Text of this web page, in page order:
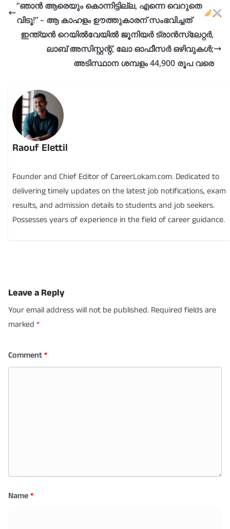
“ഞാൻ ആരെയും കൊന്നിട്ടില്ല, എന്നെ വെറുതെ
വിടൂ!” – ആ കാഹളം ഊത്തുകാരന് സംഭവിച്ചത്
ഇന്ത്യൻ റെയിൽവേയിൽ ജൂനിയർ ട്രാൻസ്ലേറ്റർ,
ലാബ് അസിസ്റ്റന്റ്, ലോ ഓഫീസർ ഒഴിവുകൾ;
അടിസ്ഥാന ശമ്പളം 44,900 രൂപ വരെ
Raouf Elettil
Founder and Chief Editor of CareerLokam.com. Dedicated to
delivering timely updates on the latest job notifications, exam
results, and admission details to students and job seekers.
Possesses years of experience in the field of career guidance.
Leave a Reply
Your email address will not be published. Required fields are
marked *
Comment*
Name*